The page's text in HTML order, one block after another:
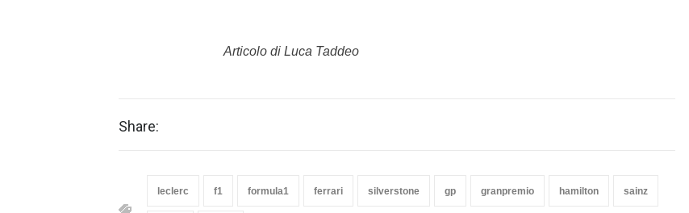
Articolo di Luca Taddeo
Share:
leclerc f1 formula1 ferrari silverstone gp granpremio hamilton sainz